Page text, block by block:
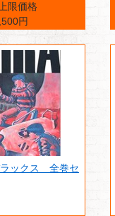
限価格
円
ックス 全巻セ